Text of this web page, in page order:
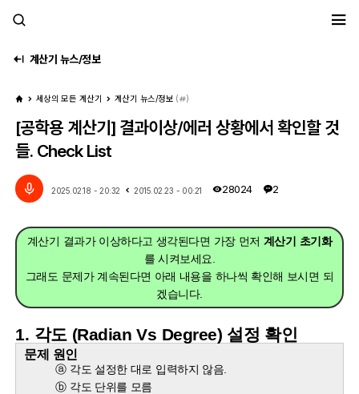
계산기 뉴스/정보
세상의 모든 계산기 계산기 뉴스/정보 ( )
[공학용 계산기] 결과이상/에러 상황에서 확인할 것
들. Check List
2025.02.18 - 20:32 2015.02.23 - 00:21 28024 2
계산기 결과가 이상하다고 생각된다면 가장 먼저 계산기 초기화
를 시켜보세요.
그래도 문제가 계속된다면 아래 내용을 하나씩 확인해 보시면 되
겠습니다.
1. 각도 (Radian Vs Degree) 설정 확인
문제 원인
ⓐ 각도 설정한 대로 입력하지 않음.
ⓑ 각도 단위를 모름